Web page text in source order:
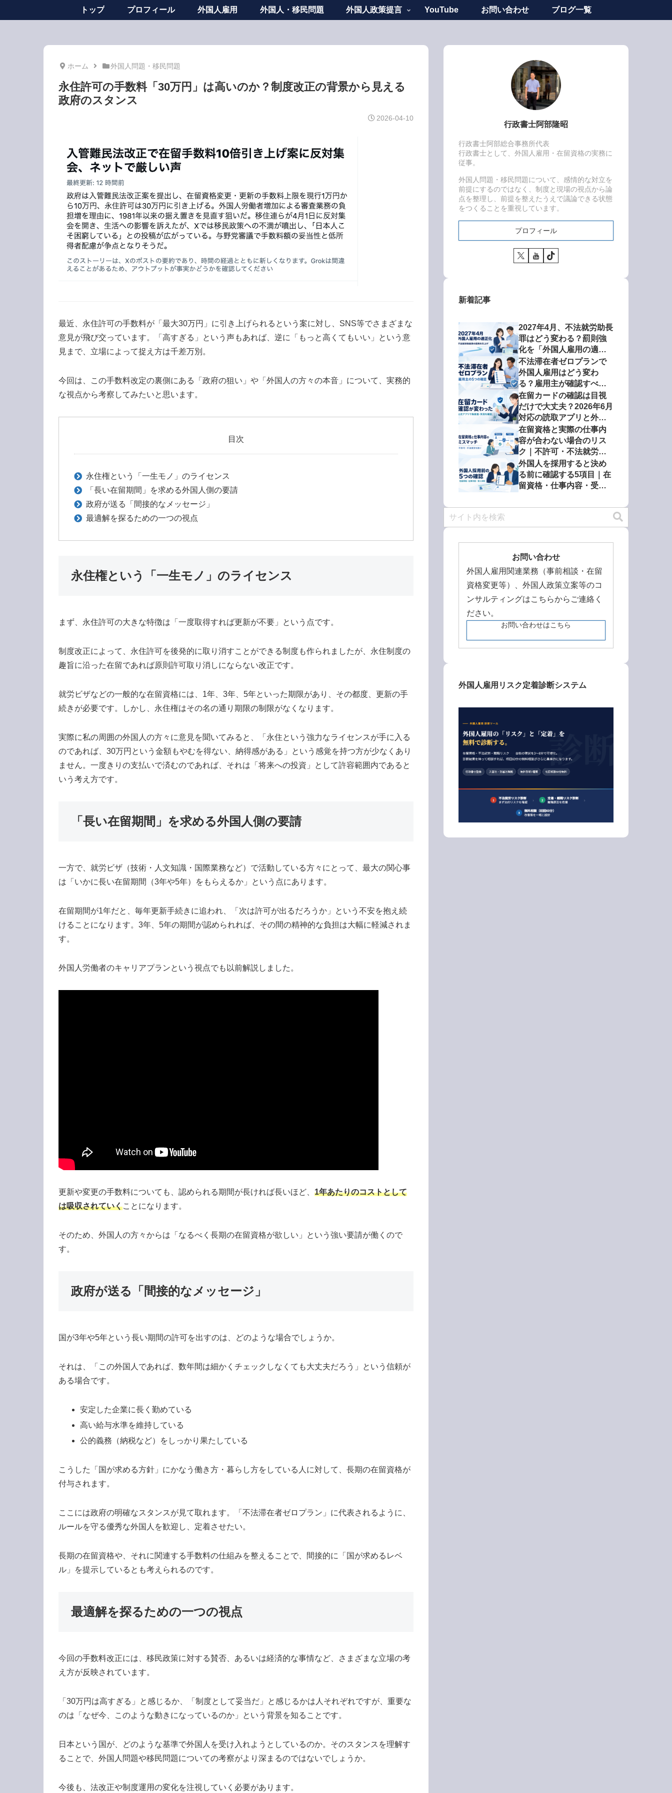
トップ プロフィール 外国人雇用 外国人・移民問題 外国人政策提言 YouTube お問い合わせ ブログ一覧
ホーム 外国人問題・移民問題
永住許可の手数料「30万円」は高いのか？制度改正の背景から見える
政府のスタンス
2026-04-10
最近、永住許可の手数料が「最大30万円」に引き上げられるという案に対し、SNS等でさまざまな
意見が飛び交っています。「高すぎる」という声もあれば、逆に「もっと高くてもいい」という意
見まで、立場によって捉え方は千差万別。
今回は、この手数料改定の裏側にある「政府の狙い」や「外国人の方々の本音」について、実務的
な視点から考察してみたいと思います。
目次
永住権という「一生モノ」のライセンス
「長い在留期間」を求める外国人側の要請
政府が送る「間接的なメッセージ」
最適解を探るための一つの視点
永住権という「一生モノ」のライセンス
まず、永住許可の大きな特徴は「一度取得すれば更新が不要」という点です。
制度改正によって、永住許可を後発的に取り消すことができる制度も作られましたが、永住制度の
趣旨に沿った在留であれば原則許可取り消しにならない改正です。
就労ビザなどの一般的な在留資格には、1年、3年、5年といった期限があり、その都度、更新の手
続きが必要です。しかし、永住権はその名の通り期限の制限がなくなります。
実際に私の周囲の外国人の方々に意見を聞いてみると、「永住という強力なライセンスが手に入る
のであれば、30万円という金額もやむを得ない、納得感がある」という感覚を持つ方が少なくあり
ません。一度きりの支払いで済むのであれば、それは「将来への投資」として許容範囲内であると
いう考え方です。
「長い在留期間」を求める外国人側の要請
一方で、就労ビザ（技術・人文知識・国際業務など）で活動している方々にとって、最大の関心事
は「いかに長い在留期間（3年や5年）をもらえるか」という点にあります。
在留期間が1年だと、毎年更新手続きに追われ、「次は許可が出るだろうか」という不安を抱え続
けることになります。3年、5年の期間が認められれば、その間の精神的な負担は大幅に軽減されま
す。
外国人労働者のキャリアプランという視点でも以前解説しました。
更新や変更の手数料についても、認められる期間が長ければ長いほど、 1年あたりのコストとして
は吸収されていくことになります。
そのため、外国人の方々からは「なるべく長期の在留資格が欲しい」という強い要請が働くので
す。
政府が送る「間接的なメッセージ」
国が3年や5年という長い期間の許可を出すのは、どのような場合でしょうか。
それは、「この外国人であれば、数年間は細かくチェックしなくても大丈夫だろう」という信頼が
ある場合です。
安定した企業に長く勤めている
高い給与水準を維持している
公的義務（納税など）をしっかり果たしている
こうした「国が求める方針」にかなう働き方・暮らし方をしている人に対して、長期の在留資格が
付与されます。
ここには政府の明確なスタンスが見て取れます。「不法滞在者ゼロプラン」に代表されるように、
ルールを守る優秀な外国人を歓迎し、定着させたい。
長期の在留資格や、それに関連する手数料の仕組みを整えることで、間接的に「国が求めるレベ
ル」を提示しているとも考えられるのです。
最適解を探るための一つの視点
今回の手数料改正には、移民政策に対する賛否、あるいは経済的な事情など、さまざまな立場の考
え方が反映されています。
「30万円は高すぎる」と感じるか、「制度として妥当だ」と感じるかは人それぞれですが、重要な
のは「なぜ今、このような動きになっているのか」という背景を知ることです。
日本という国が、どのような基準で外国人を受け入れようとしているのか。そのスタンスを理解す
ることで、外国人問題や移民問題についての考察がより深まるのではないでしょうか。
今後も、法改正や制度運用の変化を注視していく必要があります。
行政書士阿部隆昭
行政書士阿部総合事務所代表
行政書士として、外国人雇用・在留資格の実務に
従事。
外国人問題・移民問題について、感情的な対立を
前提にするのではなく、制度と現場の視点から論
点を整理し、前提を整えたうえで議論できる状態
をつくることを重視しています。
プロフィール
新着記事
2027年4月、不法就労助長
罪はどう変わる？罰則強
化を「外国人雇用の適正
化」から考える
不法滞在者ゼロプランで
外国人雇用はどう変わ
る？雇用主が確認すべき5
項目【2026年版】
在留カードの確認は目視
だけで大丈夫？2026年6月
対応の読取アプリと外国
人雇用リスク
在留資格と実際の仕事内
容が合わない場合のリス
ク｜不許可・不法就労を
防ぐ確認方法
外国人を採用すると決め
る前に確認する5項目｜在
留資格・仕事内容・受入
お問い合わせ
外国人雇用関連業務（事前相談・在留
資格変更等）、外国人政策立案等のコ
ンサルティングはこちらからご連絡く
ださい。
お問い合わせはこちら
外国人雇用リスク定着診断システム